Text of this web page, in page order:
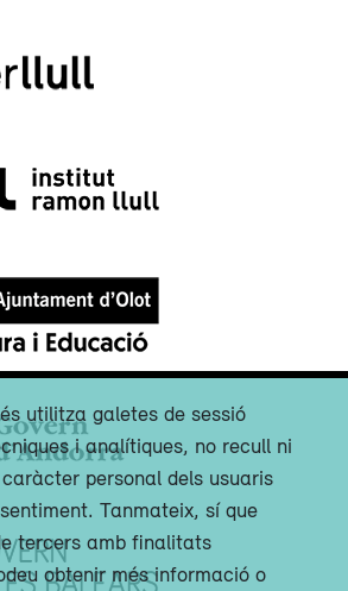
utilitza galetes de sessió
i analítiques, no recull ni
personal dels usuaris
Tanmateix, sí que
tercers amb finalitats
obtenir més informació o